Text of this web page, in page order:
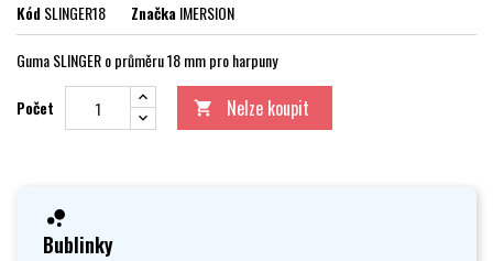
KódSLINGER18 ZnačkaIMERSION
Guma SLINGER o průměru 18 mm pro harpuny
Počet  Nelze koupit
Bublinky